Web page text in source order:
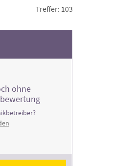
Treffer: 103
ohne